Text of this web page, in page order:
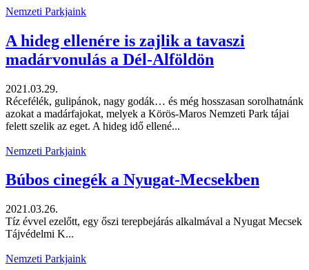
Nemzeti Parkjaink
A hideg ellenére is zajlik a tavaszi
madárvonulás a Dél-Alföldön
2021.03.29.
Récefélék, gulipánok, nagy godák… és még hosszasan sorolhatnánk
azokat a madárfajokat, melyek a Körös-Maros Nemzeti Park tájai
felett szelik az eget. A hideg idő ellené...
Nemzeti Parkjaink
Búbos cinegék a Nyugat-Mecsekben
2021.03.26.
Tíz évvel ezelőtt, egy őszi terepbejárás alkalmával a Nyugat Mecsek
Tájvédelmi K...
Nemzeti Parkjaink